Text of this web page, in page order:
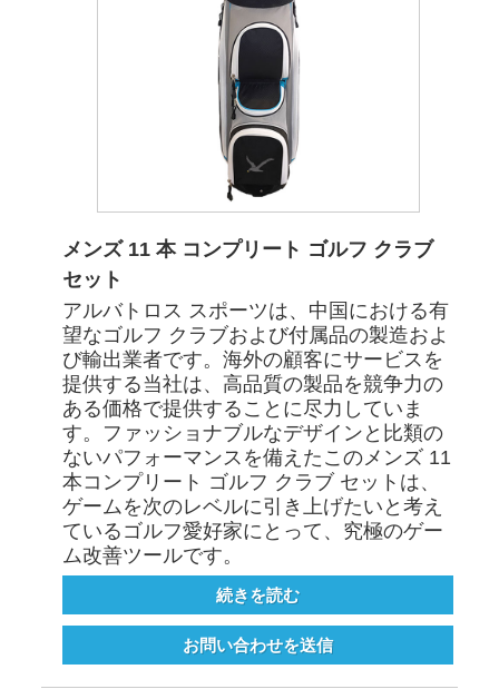
メンズ 11 本 コンプリート ゴルフ クラブ
セット
アルバトロス スポーツは、中国における有
望なゴルフ クラブおよび付属品の製造およ
び輸出業者です。海外の顧客にサービスを
提供する当社は、高品質の製品を競争力の
ある価格で提供することに尽力していま
す。ファッショナブルなデザインと比類の
ないパフォーマンスを備えたこのメンズ 11
本コンプリート ゴルフ クラブ セットは、
ゲームを次のレベルに引き上げたいと考え
ているゴルフ愛好家にとって、究極のゲー
ム改善ツールです。
続きを読む
お問い合わせを送信